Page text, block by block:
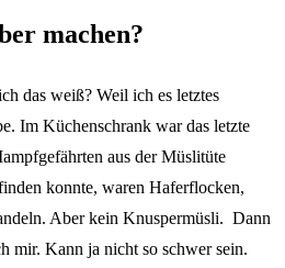
machen?
das weiß? Weil ich es letztes
Im Küchenschrank war das letzte
aus der Müslitüte
konnte, waren Haferflocken,
Aber kein Knuspermüsli. Dann
mir. Kann ja nicht so schwer sein.